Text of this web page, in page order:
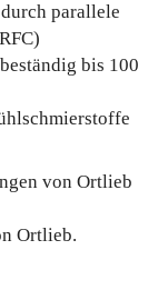
parallele
bis 100
von Ortlieb
Ortlieb.